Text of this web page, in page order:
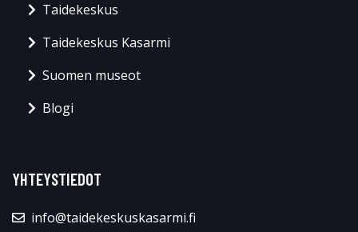
Taidekeskus
Taidekeskus Kasarmi
Suomen museot
Blogi
YHTEYSTIEDOT
info@taidekeskuskasarmi.fi